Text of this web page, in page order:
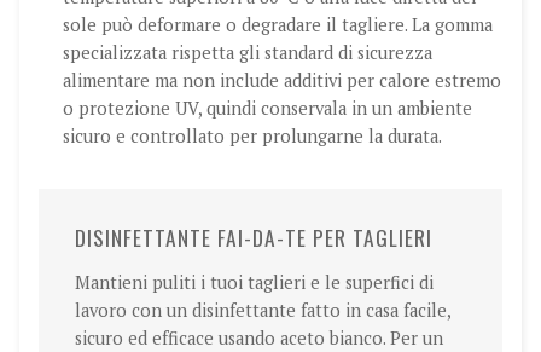
sole può deformare o degradare il tagliere. La gomma
specializzata rispetta gli standard di sicurezza
alimentare ma non include additivi per calore estremo
o protezione UV, quindi conservala in un ambiente
sicuro e controllato per prolungarne la durata.
DISINFETTANTE FAI-DA-TE PER TAGLIERI
Mantieni puliti i tuoi taglieri e le superfici di
lavoro con un disinfettante fatto in casa facile,
sicuro ed efficace usando aceto bianco. Per un